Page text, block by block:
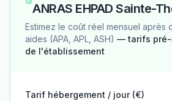
ANRAS EHPAD Sainte-
Estimez le coût réel mensuel après
aides (APA, APL, ASH) — tarifs pré-
de l'établissement
Tarif hébergement / jour (€)